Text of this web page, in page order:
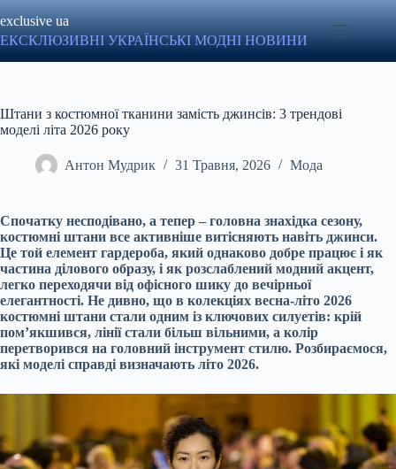
до
вмісту
exclusive ua
ЕКСКЛЮЗИВНІ УКРАЇНСЬКІ МОДНІ НОВИНИ
Штани з костюмної тканини замість джинсів: 3 трендові
моделі літа 2026 року
Антон Мудрик 31 Травня, 2026 Мода
Спочатку несподівано, а тепер – головна знахідка сезону,
костюмні штани все активніше витісняють навіть джинси.
Це той елемент гардероба, який однаково добре працює і як
частина ділового образу, і як розслаблений модний акцент,
легко переходячи від офісного шику до вечірньої
елегантності. Не дивно, що в колекціях весна-літо 2026
костюмні штани стали одним із ключових силуетів: крій
пом’якшився, лінії стали більш вільними, а колір
перетворився на головний інструмент стилю. Розбираємося,
які моделі справді визначають літо 2026.